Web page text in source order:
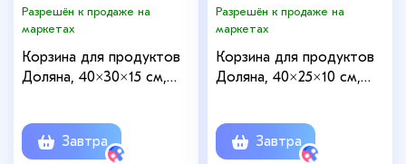
Разрешён к продаже на
маркетах
Корзина для продуктов
Доляна, 40×30×15 см,
Завтра
Разрешён к продаже на
маркетах
Корзина для продуктов
Доляна, 40×25×10 см,
Завтра